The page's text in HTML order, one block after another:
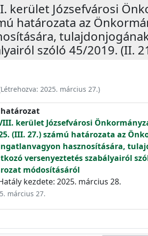
kerület Józsefvárosi
határozata az
szóló 45/2019. (II.
2025. március 27.)
kerület Józsefvárosi
(III. 27.) számú határozata az
hasznosítására,
versenyeztetés szabályairól
módosításáról
kezdete: 2025. március 28.
március 27.